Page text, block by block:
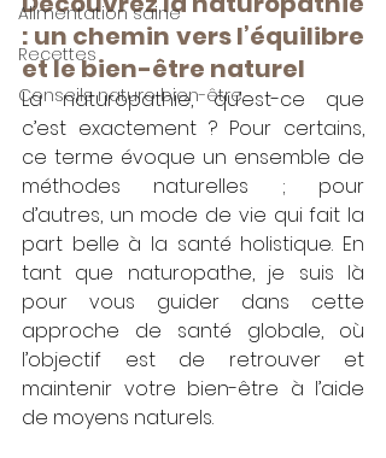
Alimentation saine
Recettes
Conseils naturo bien-être
: un chemin vers l’équilibre
et le bien-être naturel
La naturopathie, qu’est-ce que
c’est exactement ? Pour certains,
ce terme évoque un ensemble de
méthodes naturelles ; pour
d’autres, un mode de vie qui fait la
part belle à la santé holistique. En
tant que naturopathe, je suis là
pour vous guider dans cette
approche de santé globale, où
l’objectif est de retrouver et
maintenir votre bien-être à l’aide
de moyens naturels.